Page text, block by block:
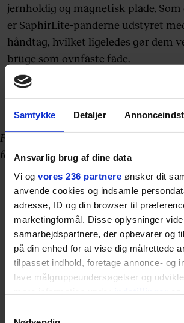
Samtykke Detaljer
Ansvarlig brug af dine data
Vi og vores 236 partnere ønsker dit
anvende cookies og indsamle
adresse, ID og din browser til
marketingformål. Disse oplysninger
samarbejdspartnere, der opbevarer og
på din enhed for at vise dig målrettede
tilpasset indhold, foretage annonce- og
lave målgruppeundersøgelser og
tilbage eller ændre indstillinger fra vores
jernholdig og magnetisk plade.
er SaphirLite-panderne udstyret
håndtag, hvilket ligeledes gør dem
bruge som ovnfaste fade.
SaphirLite (28 cm), 1.000 kr.
F&H of Scandinavia A/S henviser til
forhandler på tlf. 8928 1300
Du kender sikkert ikke finske Juha
du er den heldige ejer af et
din nye bedste ven.
elektromagnetiske spoler sætter